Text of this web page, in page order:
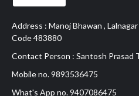
Address : Manoj Bhawan ,
Code 483880
Contact Person : Santosh Prasad
Mobile no. 9893536475
What's App no. 9407086475